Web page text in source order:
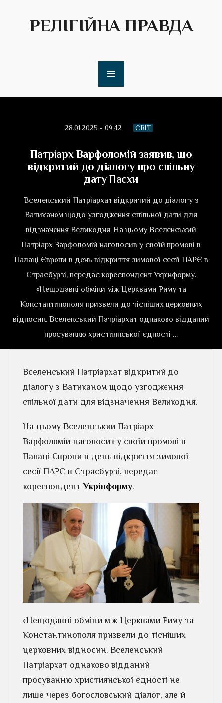
РЕЛІГІЙНА ПРАВДА
28.01.2025 - 09:42 СВІТ
Патріарх Варфоломій заявив, що
відкритий до діалогу про спільну
дату Пасхи
Вселенський Патріархат відкритий до діалогу з
Ватиканом щодо узгодження спільної дати для
відзначення Великодня. На цьому Вселенський
Патріарх Варфоломій наголосив у своїй промові в
Палаці Європи в день відкриття зимової сесії ПАРЄ в
Страсбурзі, передає кореспондент Укрінформу.
«Нещодавні обміни між Церквами Риму та
Константинополя призвели до тісніших церковних
відносин. Вселенський Патріархат однаково відданий
просуванню християнської єдності …
Вселенський Патріархат відкритий до
діалогу з Ватиканом щодо узгодження
спільної дати для відзначення Великодня.
На цьому Вселенський Патріарх
Варфоломій наголосив у своїй промові в
Палаці Європи в день відкриття зимової
сесії ПАРЄ в Страсбурзі, передає
кореспондентУкрінформу.
«Нещодавні обміни між Церквами Риму та
Константинополя призвели до тісніших
церковних відносин. Вселенський
Патріархат однаково відданий
просуванню християнської єдності не
лише через богословський діалог, але й